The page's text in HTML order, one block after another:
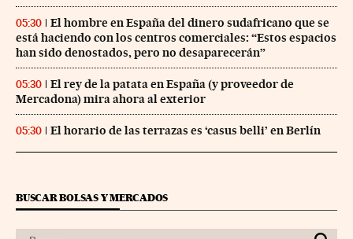
05:30
El hombre en España del dinero sudafricano que se
está haciendo con los centros comerciales: “Estos espacios
han sido denostados, pero no desaparecerán”
05:30
El rey de la patata en España (y proveedor de
Mercadona) mira ahora al exterior
05:30 El horario de las terrazas es ‘casus belli’ en Berlín
BUSCAR BOLSAS Y MERCADOS